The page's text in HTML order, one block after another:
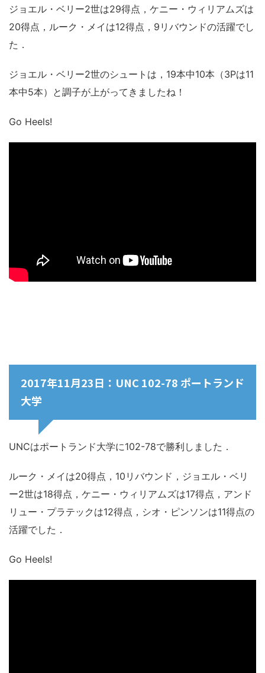
ジョエル・ベリー2世は29得点，ケニー・ウィリアムズは
20得点，ルーク・メイは12得点，9リバウンドの活躍でし
た．
ジョエル・ベリー2世のシュートは，19本中10本（3Pは11
本中5本）と調子が上がってきましたね！
Go Heels!
2017年11月23日：UNC 102-78 ポートランド
大学
UNCはポートランド大学に102-78で勝利しました．
ルーク・メイは20得点，10リバウンド，ジョエル・ベリ
ー2世は18得点，ケニー・ウィリアムズは17得点，アンド
リュー・プラテックは12得点，シオ・ピンソンは11得点の
活躍でした．
Go Heels!